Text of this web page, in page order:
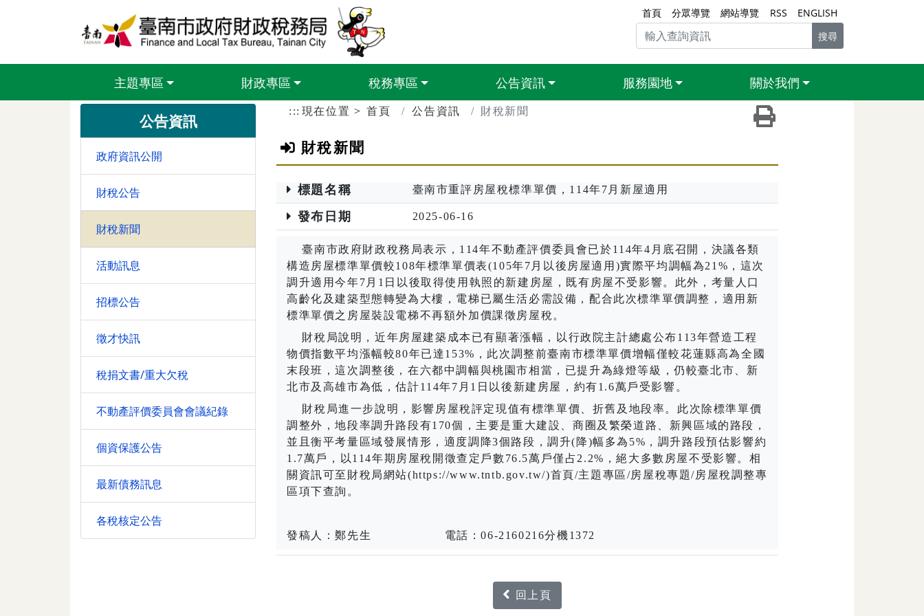
首頁 分眾導覽 網站導覽 RSS
ENGLISH
搜尋
主題專區 財政專區 稅務專區 公告資訊 服務園地 關於我們
公告資訊
政府資訊公開
財稅公告
財稅新聞
活動訊息
招標公告
徵才快訊
稅捐文書/重大欠稅
不動產評價委員會會議紀錄
個資保護公告
最新債務訊息
各稅核定公告
::: 現在位置 首頁 公告資訊 財稅新聞
財稅新聞
標題名稱 臺南市重評房屋稅標準單價，114年7月新屋適用
發布日期 2025-06-16
臺南市政府財政稅務局表示， 114年不動產評價委員會已於114年4 月底召開，決議各類
構造房屋標準單價較108年標準單價表(105年7 月以後房屋適用 )實際平均調幅為21% ，這次
調升適用今年7 月 1 日以後取得使用執照的新建房屋，既有房屋不受影響。此外，考量人口
高齡化及建築型態轉變為大樓，電梯已屬生活必需設備，配合此次標準單價調整，適用新
標準單價之房屋裝設電梯不再額外加價課徵房屋稅。
財稅局說明，近年房屋建築成本已有顯著漲幅，以行政院主計總處公布113年營造工程
物價指數平均漲幅較80年已達153% ，此次調整前臺南市標準單價增幅僅較花蓮縣高為全國
末段班，這次調整後，在六都中調幅與桃園市相當，已提升為綠燈等級，仍較臺北市、新
北市及高雄市為低，估計114年7 月 1 日以後新建房屋，約有1.6萬戶受影響。
財稅局進一步說明，影響房屋稅評定現值有標準單價、折舊及地段率。此次除標準單價
調整外，地段率調升路段有170個，主要是重大建設、商圈及繁榮道路、新興區域的路段，
並且衡平考量區域發展情形，適度調降3個路段，調升( 降)幅多為 5% ，調升路段預估影響約
1.7萬戶，以 114年期房屋稅開徵查定戶數 76.5萬戶僅占2.2% ，絕大多數房屋不受影響。相
關資訊可至財稅局網站(https://www.tntb.gov.tw/)首頁/主題專區/房屋稅專題/房屋稅調整專
區項下查詢。
發稿人：鄭先生 電話：06-2160216分機1372
回上頁